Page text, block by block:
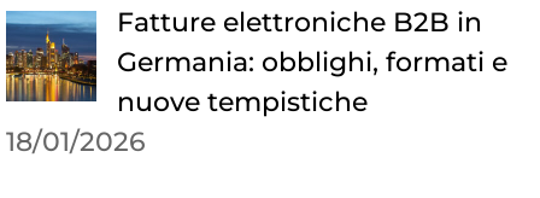
Fatture elettroniche B2B in
Germania: obblighi, formati e
nuove tempistiche
18/01/2026